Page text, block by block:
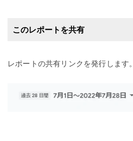
このレポートを共有
レポートの共有リンクを発行します。